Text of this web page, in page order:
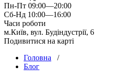
Пн-Пт 09:00—20:00
Сб-Нд 10:00—16:00
Часи роботи
м.Київ, вул. Будіндустрії, 6
Подивитися на карті
Головна /
Блог